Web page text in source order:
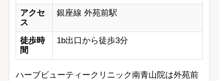
アクセ
ス
銀座線 外苑前駅
徒歩時
間
1b出口から徒歩3分
ハーブビューティークリニック南青山院は外苑前